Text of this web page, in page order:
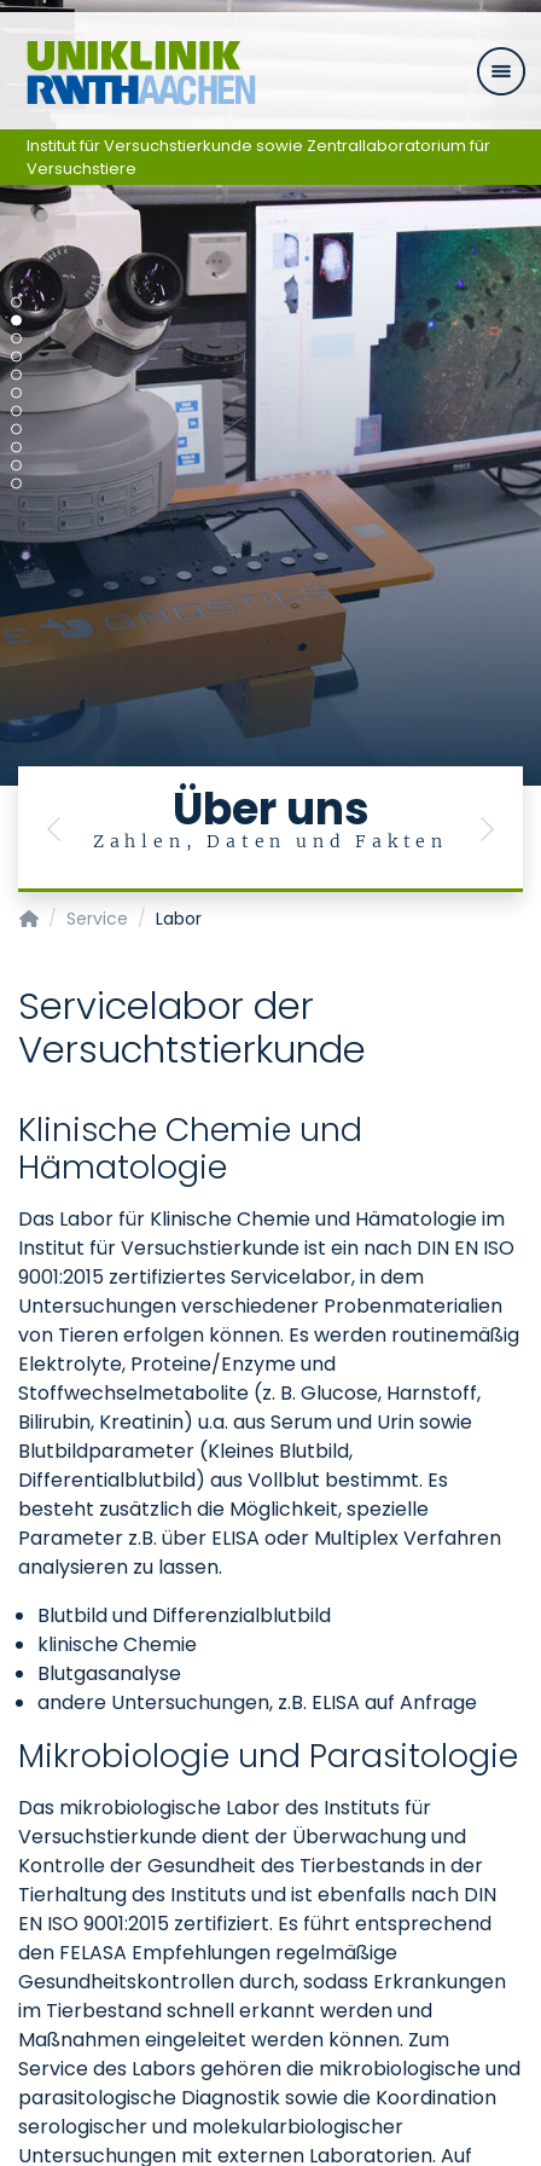
Skip navigation
Über uns
Zahlen, Daten und Fakten
Previous Next
Institut für Versuchstierkunde sowie Zentrallaboratorium für
Versuchstiere
Institut für Versuchstierkunde sowie Zentrallaboratorium
Service Labor
Servicelabor der
Versuchtstierkunde
Klinische Chemie und
Hämatologie
Das Labor für Klinische Chemie und Hämatologie im
Institut für Versuchstierkunde ist ein nach DIN EN ISO
9001:2015 zertifiziertes Servicelabor, in dem
Untersuchungen verschiedener Probenmaterialien
von Tieren erfolgen können. Es werden routinemäßig
Elektrolyte, Proteine/Enzyme und
Stoffwechselmetabolite (z. B. Glucose, Harnstoff,
Bilirubin, Kreatinin) u.a. aus Serum und Urin sowie
Blutbildparameter (Kleines Blutbild,
Differentialblutbild) aus Vollblut bestimmt. Es
besteht zusätzlich die Möglichkeit, spezielle
Parameter z.B. über ELISA oder Multiplex Verfahren
analysieren zu lassen.
Blutbild und Differenzialblutbild
klinische Chemie
Blutgasanalyse
andere Untersuchungen, z.B. ELISA auf Anfrage
Mikrobiologie und Parasitologie
Das mikrobiologische Labor des Instituts für
Versuchstierkunde dient der Überwachung und
Kontrolle der Gesundheit des Tierbestands in der
Tierhaltung des Instituts und ist ebenfalls nach DIN
EN ISO 9001:2015 zertifiziert. Es führt entsprechend
den FELASA Empfehlungen regelmäßige
Gesundheitskontrollen durch, sodass Erkrankungen
im Tierbestand schnell erkannt werden und
Maßnahmen eingeleitet werden können. Zum
Service des Labors gehören die mikrobiologische und
parasitologische Diagnostik sowie die Koordination
serologischer und molekularbiologischer
Untersuchungen mit externen Laboratorien. Auf